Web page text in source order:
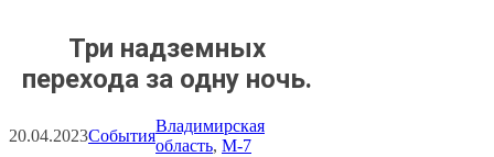
Три надземных
перехода за одну ночь.
20.04.2023События
Владимирская
область, М-7